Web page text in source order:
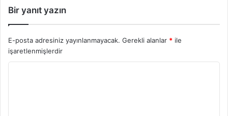
Bir yanıt yazın
E-posta adresiniz yayınlanmayacak. Gerekli alanlar * ile
işaretlenmişlerdir